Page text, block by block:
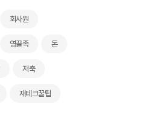
회사원
영끌족 돈
저축
재테크꿀팁